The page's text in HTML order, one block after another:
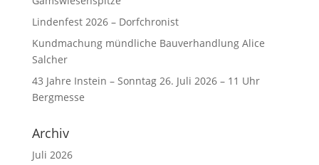
Lindenfest 2026 – Dorfchronist
Kundmachung mündliche Bauverhandlung Alice
Salcher
43 Jahre Instein – Sonntag 26. Juli 2026 – 11 Uhr
Bergmesse
Archiv
Juli 2026